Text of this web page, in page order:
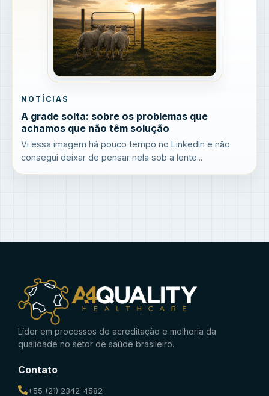
NOTÍCIAS
A grade solta: sobre os problemas que
achamos que não têm solução
Vi essa imagem há pouco tempo no LinkedIn e não
consegui deixar de pensar nela sob a lente...
Líder em processos de acreditação e melhoria da
qualidade no setor de saúde brasileiro.
Contato
+55 (21) 2342-4582